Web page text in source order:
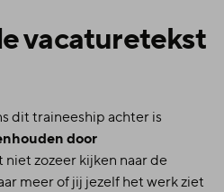
vacaturetekst
dit traineeship achter is
door
niet zozeer kijken naar de
meer of jij jezelf het werk ziet